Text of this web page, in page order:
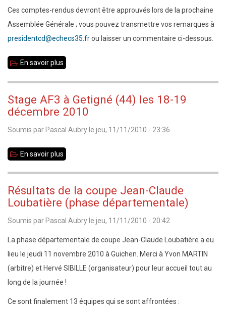
Ces comptes-rendus devront être approuvés lors de la prochaine
Assemblée Générale ; vous pouvez transmettre vos remarques à
presidentcd@echecs35.frou laisser un commentaire ci-dessous.
En savoir plus
des
Générales
du
4
novembre
2010
Stage AF3 à Getigné (44) les 18-19
décembre 2010
Soumis parPascal Aubryle jeu, 11/11/2010 - 23:36
En savoir plus
à
Getigné
(44)
les
18-
19
décembre
Résultats de la coupe Jean-Claude
Loubatière (phase départementale)
Soumis par Pascal Aubry le jeu, 11/11/2010 - 20:42
La phase départementale de coupe Jean-Claude Loubatière a eu
lieu le jeudi 11 novembre 2010 à Guichen. Merci à Yvon MARTIN
(arbitre) et Hervé SIBILLE (organisateur) pour leur accueil tout au
long de la journée !
Ce sont finalement 13 équipes qui se sont affrontées :